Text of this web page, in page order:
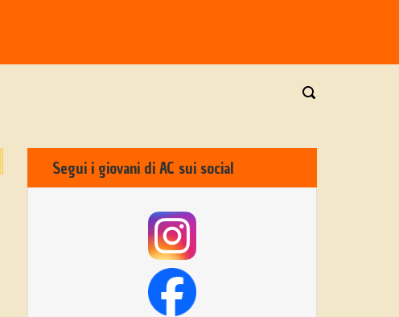
Segui i giovani di AC sui social